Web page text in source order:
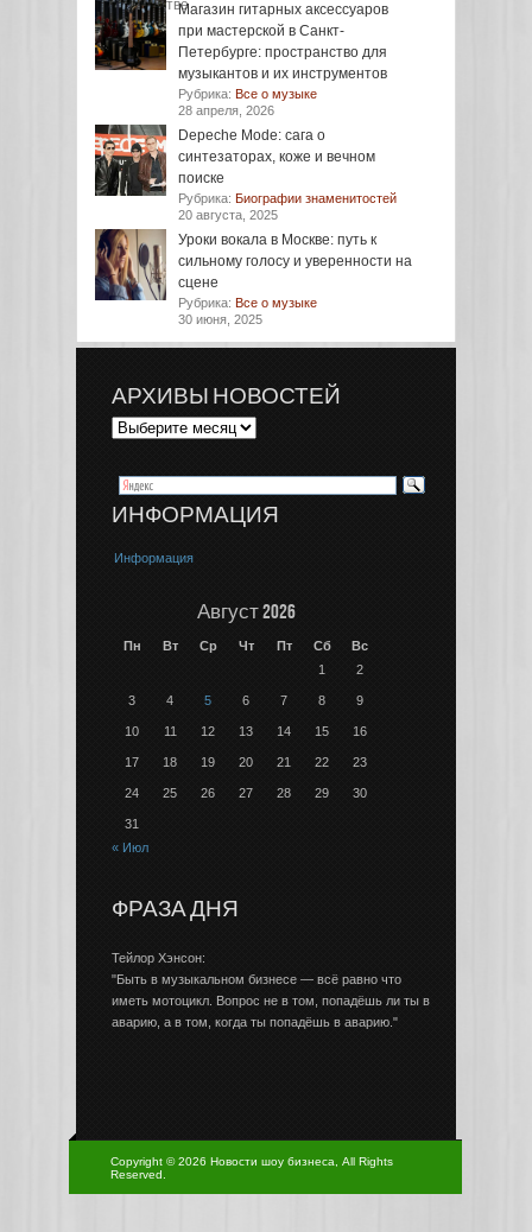
Магазин гитарных аксессуаров
при мастерской в Санкт-
Петербурге: пространство для
музыкантов и их инструментов
Рубрика: Все о музыке
28 апреля, 2026
Depeche Mode: сага о
синтезаторах, коже и вечном
поиске
Рубрика: Биографии знаменитостей
20 августа, 2025
Уроки вокала в Москве: путь к
сильному голосу и уверенности на
сцене
Рубрика: Все о музыке
30 июня, 2025
АРХИВЫ НОВОСТЕЙ
ИНФОРМАЦИЯ
Информация
Август 2026
Пн Вт Ср Чт Пт Сб
Вс
1
2
3 4 5 6 7 8 9
10 11 12 13 14 15 16
17 18 19 20 21 22 23
24 25 26 27 28 29 30
31
« Июл
ФРАЗА ДНЯ
Тейлор Хэнсон:
"Быть в музыкальном бизнесе — всё равно что
иметь мотоцикл. Вопрос не в том, попадёшь ли ты в
аварию, а в том, когда ты попадёшь в аварию."
Copyright © 2026 Новости шоу бизнеса, All Rights
Reserved.